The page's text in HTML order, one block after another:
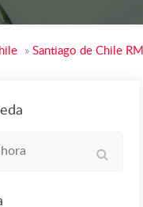
» Santiago de Chile RM